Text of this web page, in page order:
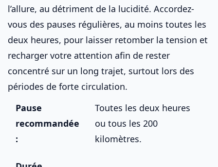
l’allure, au détriment de la lucidité. Accordez-
vous des pauses régulières, au moins toutes les
deux heures, pour laisser retomber la tension et
recharger votre attention afin de rester
concentré sur un long trajet, surtout lors des
périodes de forte circulation.
Pause
recommandée
:
Toutes les deux heures
ou tous les 200
kilomètres.